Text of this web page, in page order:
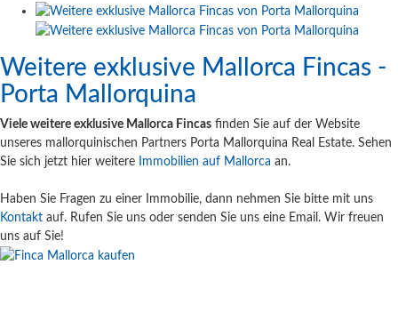
Weitere exklusive Mallorca Fincas -
Porta Mallorquina
Viele weitere exklusive Mallorca Fincas finden Sie auf der Website
unseres mallorquinischen Partners Porta Mallorquina Real Estate. Sehen
Sie sich jetzt hier weitere Immobilien auf Mallorca an.
Haben Sie Fragen zu einer Immobilie, dann nehmen Sie bitte mit uns
Kontakt auf. Rufen Sie uns oder senden Sie uns eine Email. Wir freuen
uns auf Sie!